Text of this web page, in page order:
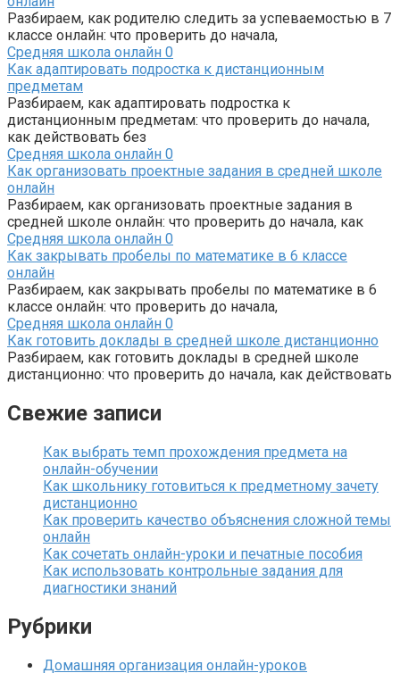
Разбираем, как родителю следить за успеваемостью в 7
классе онлайн: что проверить до начала,
Средняя школа онлайн 0
Как адаптировать подростка к дистанционным
предметам
Разбираем, как адаптировать подростка к
дистанционным предметам: что проверить до начала,
как действовать без
Средняя школа онлайн 0
Как организовать проектные задания в средней школе
онлайн
Разбираем, как организовать проектные задания в
средней школе онлайн: что проверить до начала, как
Средняя школа онлайн 0
Как закрывать пробелы по математике в 6 классе
онлайн
Разбираем, как закрывать пробелы по математике в 6
классе онлайн: что проверить до начала,
Средняя школа онлайн 0
Как готовить доклады в средней школе дистанционно
Разбираем, как готовить доклады в средней школе
дистанционно: что проверить до начала, как действовать
Свежие записи
Как выбрать темп прохождения предмета на
онлайн-обучении
Как школьнику готовиться к предметному зачету
дистанционно
Как проверить качество объяснения сложной темы
онлайн
Как сочетать онлайн-уроки и печатные пособия
Как использовать контрольные задания для
диагностики знаний
Рубрики
Домашняя организация онлайн-уроков